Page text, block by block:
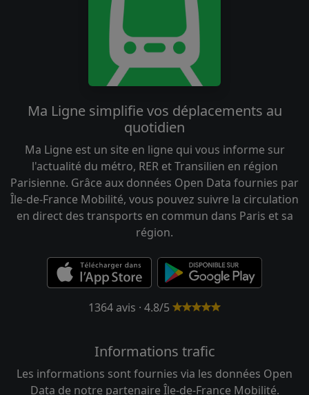
Ma Ligne simplifie vos déplacements au
quotidien
Ma Ligne est un site en ligne qui vous informe sur
l'actualité du métro, RER et Transilien en région
Parisienne. Grâce aux données Open Data fournies par
Île-de-France Mobilité, vous pouvez suivre la circulation
en direct des transports en commun dans Paris et sa
région.
1364 avis · 4.8/5
Informations trafic
Les informations sont fournies via les données Open
Data de notre partenaire Île-de-France Mobilité.